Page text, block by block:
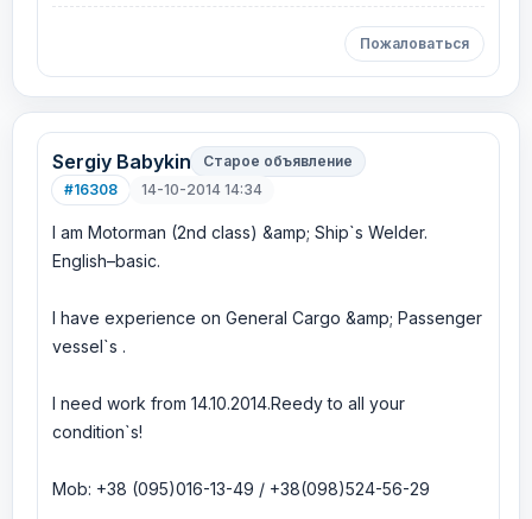
Пожаловаться
Sergiy Babykin
Старое объявление
#16308
14-10-2014 14:34
I am Motorman (2nd class) &amp; Ship`s Welder.
English–basic.
I have experience on General Cargo &amp; Passenger
vessel`s .
I need work from 14.10.2014.Reedy to all your
condition`s!
Mob: +38 (095)016-13-49 / +38(098)524-56-29